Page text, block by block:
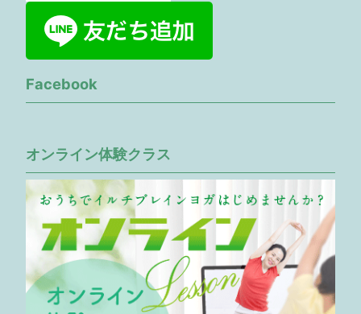
Facebook
オンライン体験クラス